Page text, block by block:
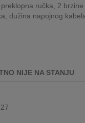
ručka, 2
dužina napojnog
NIJE NA STANJU